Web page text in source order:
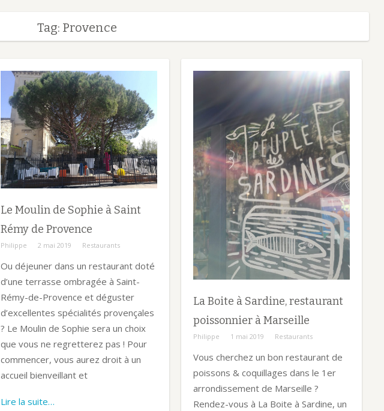
Tag: Provence
Le Moulin de Sophie à Saint
Rémy de Provence
Philippe 2 mai 2019 Restaurants
Ou déjeuner dans un restaurant doté
d’une terrasse ombragée à Saint-
Rémy-de-Provence et déguster
d’excellentes spécialités provençales
? Le Moulin de Sophie sera un choix
que vous ne regretterez pas ! Pour
commencer, vous aurez droit à un
accueil bienveillant et
Lire la suite…
La Boite à Sardine, restaurant
poissonnier à Marseille
Philippe 1 mai 2019 Restaurants
Vous cherchez un bon restaurant de
poissons & coquillages dans le 1er
arrondissement de Marseille ?
Rendez-vous à La Boite à Sardine, un